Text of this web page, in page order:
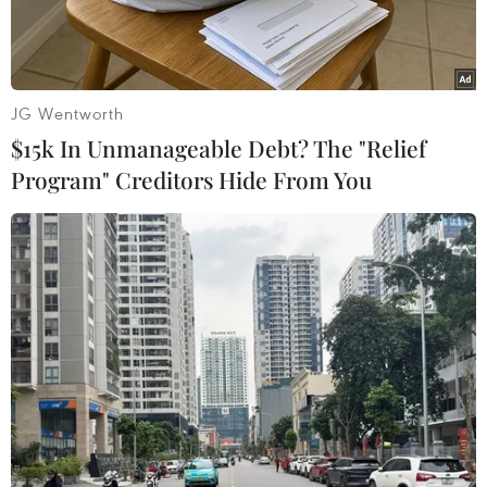
lân cận.
Lực lượng cứu hỏa kịp thời khống chế đám cháy, bảo vệ an
toàn xưởng gỗ chứa hàng nghìn m3 nguyên liệu. (Ảnh: Hoàng
Ngọc/TTXVN)
Sáng 6/6, một vụ cháy xảy ra tại xưởng sản xuất
pallet gỗ của Công ty Trách nhiệm hữu hạn Hiệu
Luyến, địa chỉ số 290 Phạm Văn Đồng, tổ dân
JG Wentworth
$15k In Unmanageable Debt? The "Relief
Program" Creditors Hide From You